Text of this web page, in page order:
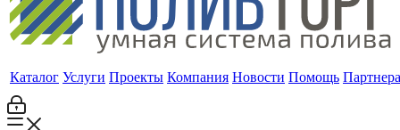
Каталог Услуги Проекты Компания Новости Помощь